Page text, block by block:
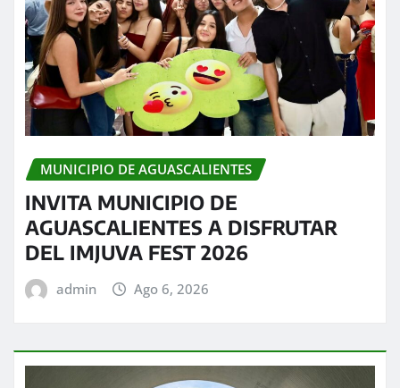
MUNICIPIO DE AGUASCALIENTES
INVITA MUNICIPIO DE
AGUASCALIENTES A DISFRUTAR
DEL IMJUVA FEST 2026
admin Ago 6, 2026